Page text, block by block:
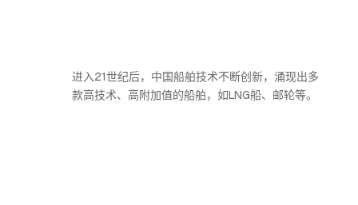
进入21世纪后，中国船舶技术不断创新，涌现出多
款高技术、高附加值的船舶，如LNG船、邮轮等。